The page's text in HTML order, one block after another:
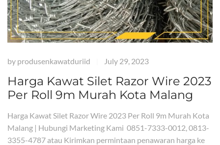
by produsenkawatduriid July 29, 2023
Harga Kawat Silet Razor Wire 2023
Per Roll 9m Murah Kota Malang
Harga Kawat Silet Razor Wire 2023 Per Roll 9m Murah Kota
Malang | Hubungi Marketing Kami 0851-7333-0012, 0813-
3355-4787 atau Kirimkan permintaan penawaran harga ke